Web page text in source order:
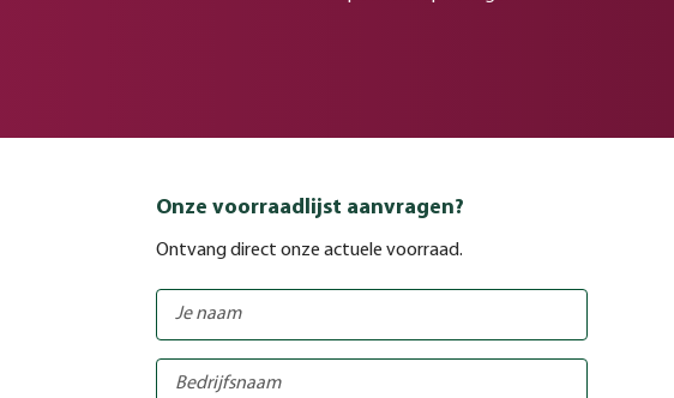
Onze voorraadlijst aanvragen?
Ontvang direct onze actuele voorraad.